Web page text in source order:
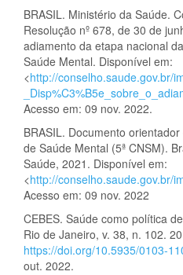
BRASIL. Ministério da Saúde.
Resolução nº 678, de 30 de
adiamento da etapa nacional
Saúde Mental. Disponível em:
<http://conselho.saude.gov.br/
Acesso em: 09 nov. 2022.
BRASIL. Documento
de Saúde Mental (5ª CNSM).
Saúde, 2021. Disponível em:
<http://conselho.saude.gov.br/
Acesso em: 09 nov. 2022
CEBES. Saúde como política
Rio de Janeiro, v. 38, n. 102.
https://doi.org/10.5935/0103-
out. 2022.